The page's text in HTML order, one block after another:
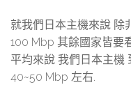
就我們日本主機來說 除
100 Mbp 其餘國家皆要
平均來說 我們日本主機
40~50 Mbp 左右.